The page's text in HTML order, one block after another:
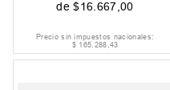
de$16.667,00
Precio sin impuestos nacionales:
$ 165.288,43